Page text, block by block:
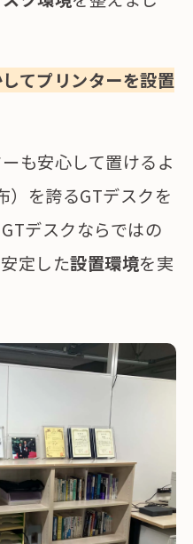
てプリンターを設置
も安心して置けるよ
）を誇るGTデスクを
デスクならではの
定した設置環境を実